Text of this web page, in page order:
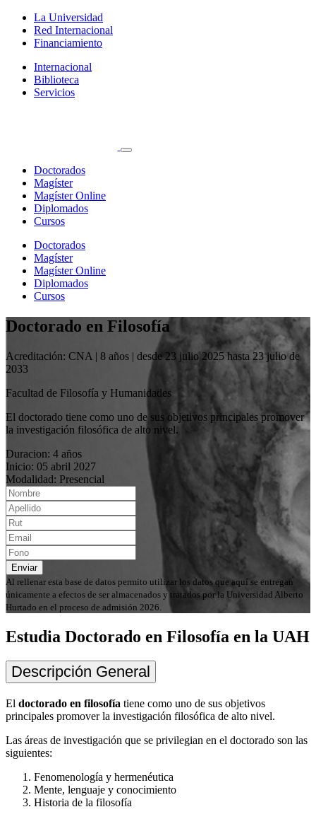
La Universidad
Red Internacional
Financiamiento
Internacional
Biblioteca
Servicios
Doctorados
Magíster
Magíster Online
Diplomados
Cursos
Doctorados
Magíster
Magíster Online
Diplomados
Cursos
Doctorado en Filosofía
Acreditación: CNA | 8 años | desde 23 julio 2025 hasta 23 julio de
2033
Facultad de Filosofía y Humanidades
El doctorado tiene como uno de sus objetivos principales promover
la investigación filosófica de alto nivel.
Duracion: 4 años
Inicio: 05 abril 2027
Modalidad: Presencial
Enviar
Al rellenar esta base de datos permito utilizar los datos que aquí se entregan
únicamente a efectos de ser almacenados y tratados por la Universidad Alberto
Hurtado en el proceso de admisión 2026.
Estudia Doctorado en Filosofía en la UAH
Descripción General
El doctorado en filosofía tiene como uno de sus objetivos
principales promover la investigación filosófica de alto nivel.
Las áreas de investigación que se privilegian en el doctorado son las
siguientes:
Fenomenología y hermenéutica
Mente, lenguaje y conocimiento
Historia de la filosofía